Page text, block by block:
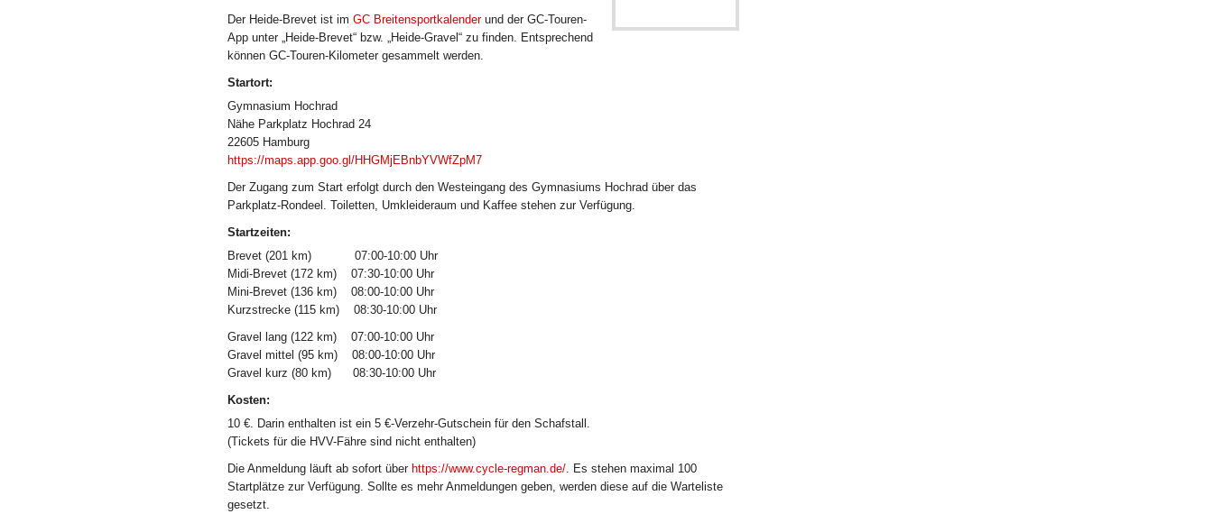
Der Heide-Brevet ist im GC Breitensportkalenderund der GC-Touren-
App unter „Heide-Brevet“ bzw. „Heide-Gravel“ zu finden. Entsprechend
können GC-Touren-Kilometer gesammelt werden.
Startort:
Gymnasium Hochrad
Nähe Parkplatz Hochrad 24
22605 Hamburg
https://maps.app.goo.gl/HHGMjEBnbYVWfZpM7
Der Zugang zum Start erfolgt durch den Westeingang des Gymnasiums Hochrad über das
Parkplatz-Rondeel. Toiletten, Umkleideraum und Kaffee stehen zur Verfügung.
Startzeiten:
Brevet (201 km) 07:00-10:00 Uhr
Midi-Brevet (172 km) 07:30-10:00 Uhr
Mini-Brevet (136 km) 08:00-10:00 Uhr
Kurzstrecke (115 km) 08:30-10:00 Uhr
Gravel lang (122 km) 07:00-10:00 Uhr
Gravel mittel (95 km) 08:00-10:00 Uhr
Gravel kurz (80 km) 08:30-10:00 Uhr
Kosten:
10 €. Darin enthalten ist ein 5 €-Verzehr-Gutschein für den Schafstall.
(Tickets für die HVV-Fähre sind nicht enthalten)
Die Anmeldung läuft ab sofort über https://www.cycle-regman.de/. Es stehen maximal 100
Startplätze zur Verfügung. Sollte es mehr Anmeldungen geben, werden diese auf die Warteliste
gesetzt.